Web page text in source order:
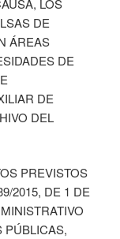
LOS
DE
ÁREAS
DE
DE
DEL
PREVISTOS
2015, DE 1 DE
PÚBLICAS,